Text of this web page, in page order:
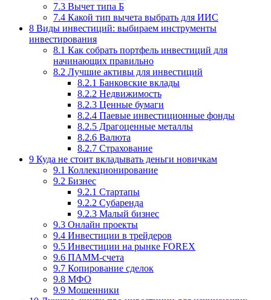
7.3 Вычет типа Б
7.4 Какой тип вычета выбрать для ИИС
8 Виды инвестиций: выбираем инструменты
инвестирования
8.1 Как собрать портфель инвестиций для
начинающих правильно
8.2 Лучшие активы для инвестиций
8.2.1 Банковские вклады
8.2.2 Недвижимость
8.2.3 Ценные бумаги
8.2.4 Паевые инвестиционные фонды
8.2.5 Драгоценные металлы
8.2.6 Валюта
8.2.7 Страхование
9 Куда не стоит вкладывать деньги новичкам
9.1 Коллекционирование
9.2 Бизнес
9.2.1 Стартапы
9.2.2 Субаренда
9.2.3 Малый бизнес
9.3 Онлайн проекты
9.4 Инвестиции в трейдеров
9.5 Инвестиции на рынке FOREX
9.6 ПАММ-счета
9.7 Копирование сделок
9.8 МФО
9.9 Мошенники